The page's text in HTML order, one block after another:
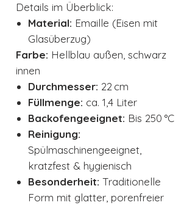
Details im Überblick:
Material: Emaille (Eisen mit
Glasüberzug)
Farbe: Hellblau außen, schwarz
innen
Durchmesser: 22 cm
Füllmenge: ca. 1,4 Liter
Backofengeeignet: Bis 250 °C
Reinigung:
Spülmaschinengeeignet,
kratzfest & hygienisch
Besonderheit: Traditionelle
Form mit glatter, porenfreier